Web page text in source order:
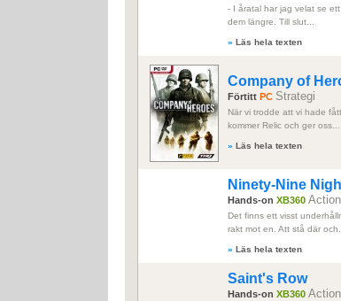
- I åratal har jag velat se
dem längre. Till slut...
» Läs hela texten
Company of
Förtitt PC Strategi
När vi trodde att vi hade
kommer Relic och ger oss...
» Läs hela texten
Ninety-Nine
Hands-on XB360 Action
Det finns ett visst
rakt mot en. Att stå där och...
» Läs hela texten
Saint's Row
Hands-on XB360 Action